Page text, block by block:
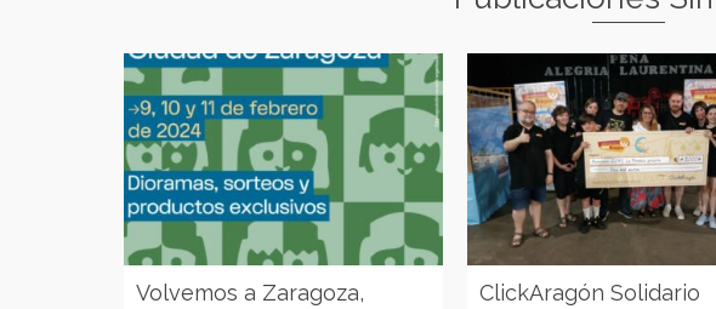
Volvemos a Zaragoza,
ClickAragón Solidario